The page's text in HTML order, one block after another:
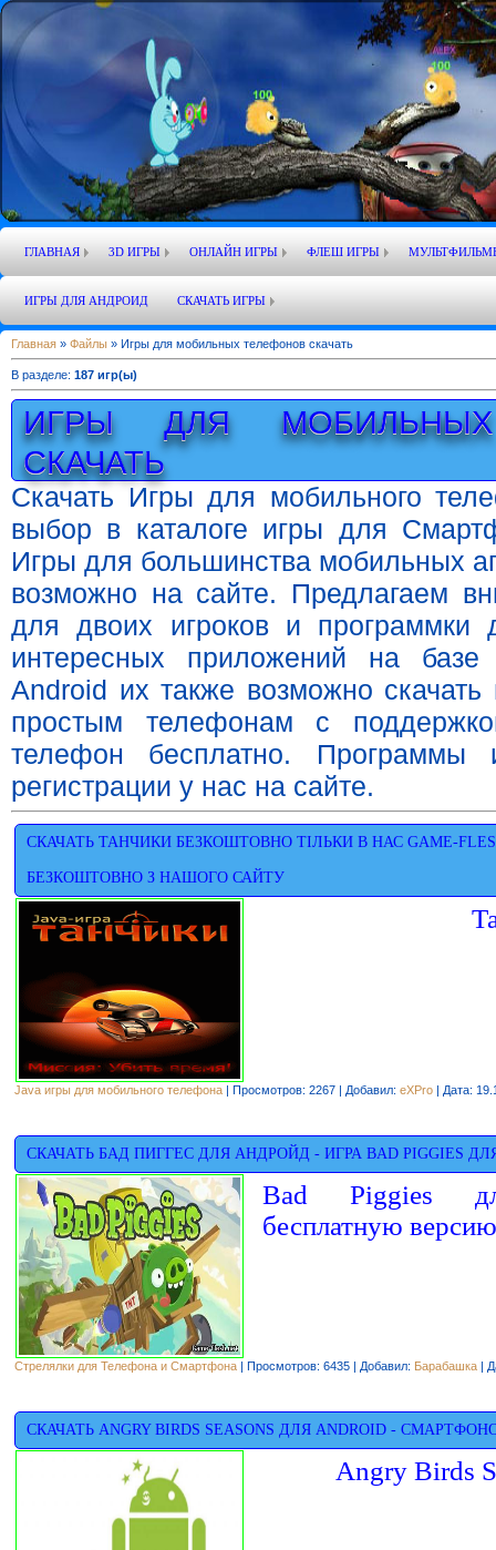
ГЛАВНАЯ 3D ИГРЫ ОНЛАЙН ИГРЫ ФЛЕШ ИГРЫ
ИГРЫ ДЛЯ АНДРОИД СКАЧАТЬ ИГРЫ
Главная » Файлы » Игры для мобильных телефонов скачать
В разделе: 187 игр(ы)
ИГРЫ ДЛЯ
СКАЧАТЬ
Скачать Игры для мобильного
выбор в каталоге игры для
Игры для большинства мобильных
возможно на сайте. Предлагаем
для двоих игроков и программки
интересных приложений на
Android их также возможно
простым телефонам с
телефон бесплатно. Программы
регистрации у нас на сайте.
СКАЧАТЬ ТАНЧИКИ БЕЗКОШТОВНО ТІЛЬКИ В НАС GAME-
БЕЗКОШТОВНО З НАШОГО САЙТУ
Java игры для мобильного телефона | Просмотров: 2267 | Добавил: eXPro | Дата:
СКАЧАТЬ БАД ПИГГЕС ДЛЯ АНДРОЙД - ИГРА BAD PIGGIES
Bad Piggies
бесплатную
Стрелялки для Телефона и Смартфона | Просмотров: 6435 | Добавил: Барабашка |
СКАЧАТЬ ANGRY BIRDS SEASONS ДЛЯ ANDROID -
Angry Birds